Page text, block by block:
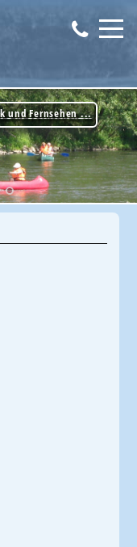
und Fernsehen ...
und Fernsehen ...
und Fernsehen ...